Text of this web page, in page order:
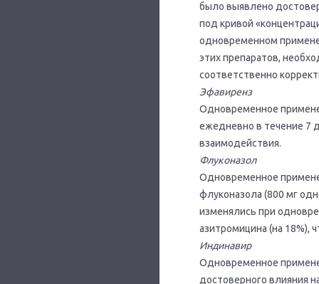
было выявлено
под кривой
одновременном
этих препаратов,
соответственно
Эфавиренз
Одновременное
ежедневно в течение 7
взаимодействия.
Флуконазол
Одновременное
флуконазола (800 мг
изменялись при
азитромицина (на 18%),
Индинавир
Одновременное
достоверного влияния